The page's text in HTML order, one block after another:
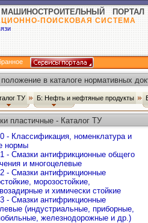
ПОРТАЛ
ПОИСКОВАЯ СИСТЕМА
в каталоге нормативных
ТУ Б: Нефть и нефтяные продукты
пластичные - Каталог ТУ
- Классификация, номенклатура и
нормы
- Смазки антифрикционные общего
и многоцелевые
- Смазки антифрикционные
морозостойкие,
и химически стойкие
- Смазки антифрикционные
(индустриальные, приборные,
железнодорожные и др.)